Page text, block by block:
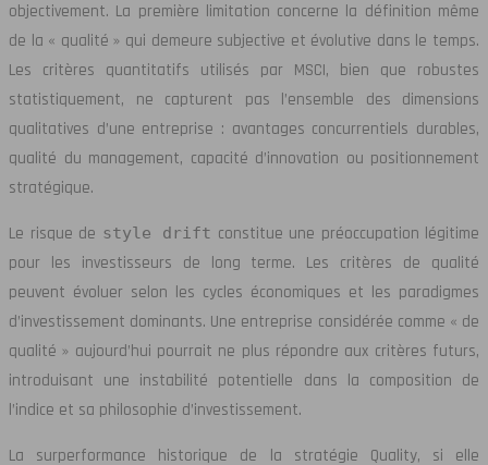
objectivement. La première limitation concerne la définition même
de la « qualité » qui demeure subjective et évolutive dans le temps.
Les critères quantitatifs utilisés par MSCI, bien que robustes
statistiquement, ne capturent pas l’ensemble des dimensions
qualitatives d’une entreprise : avantages concurrentiels durables,
qualité du management, capacité d’innovation ou positionnement
stratégique.
Le risque de style drift constitue une préoccupation légitime
pour les investisseurs de long terme. Les critères de qualité
peuvent évoluer selon les cycles économiques et les paradigmes
d’investissement dominants. Une entreprise considérée comme « de
qualité » aujourd’hui pourrait ne plus répondre aux critères futurs,
introduisant une instabilité potentielle dans la composition de
l’indice et sa philosophie d’investissement.
La surperformance historique de la stratégie Quality, si elle